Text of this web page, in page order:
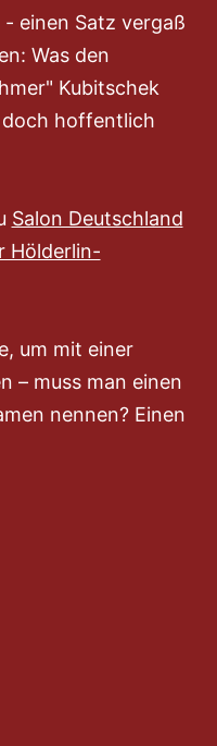
einen Satz vergaß
Was den
Kubitschek
hoffentlich
Salon Deutschland
Hölderlin-
um mit einer
– muss man einen
nennen? Einen